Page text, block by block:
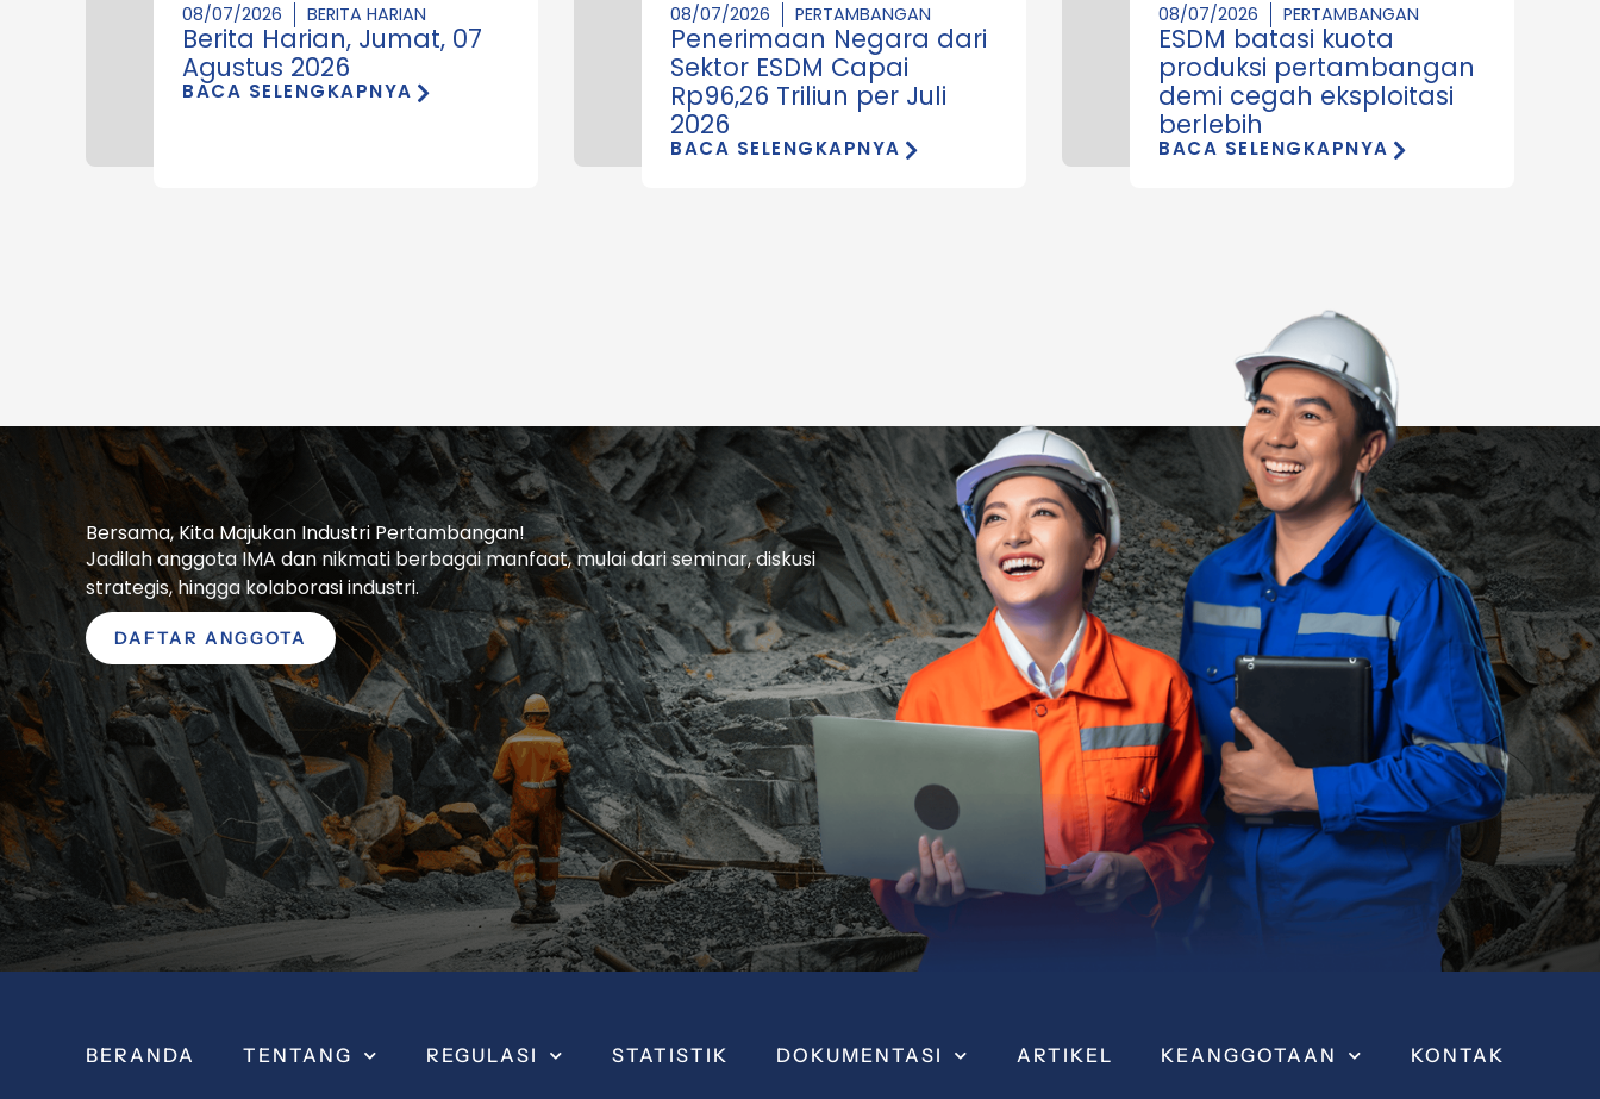
08/07/2026 BERITA HARIAN
Berita Harian, Jumat, 07
Agustus 2026
BACA SELENGKAPNYA
08/07/2026 PERTAMBANGAN
Penerimaan Negara dari
Sektor ESDM Capai
Rp96,26 Triliun per Juli
2026
BACA SELENGKAPNYA
08/07/2026 PERTAMBANGAN
ESDM batasi kuota
produksi pertambangan
demi cegah eksploitasi
berlebih
BACA SELENGKAPNYA
Bersama, Kita Majukan Industri Pertambangan!
Jadilah anggota IMA dan nikmati berbagai manfaat, mulai dari seminar, diskusi
strategis, hingga kolaborasi industri.
DAFTAR ANGGOTA
BERANDA TENTANG REGULASI STATISTIK DOKUMENTASI ARTIKEL KEANGGOTAAN KONTAK